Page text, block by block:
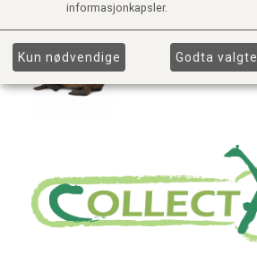
informasjonkapsler.
Kun nødvendige Godta valgte